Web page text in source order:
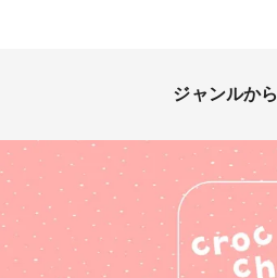
ジャンルか